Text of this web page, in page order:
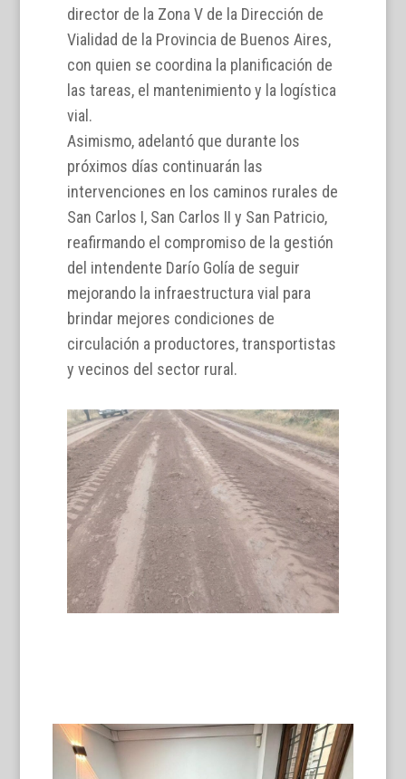
director de la Zona V de la Dirección de
Vialidad de la Provincia de Buenos Aires,
con quien se coordina la planificación de
las tareas, el mantenimiento y la logística
vial.
Asimismo, adelantó que durante los
próximos días continuarán las
intervenciones en los caminos rurales de
San Carlos I, San Carlos II y San Patricio,
reafirmando el compromiso de la gestión
del intendente Darío Golía de seguir
mejorando la infraestructura vial para
brindar mejores condiciones de
circulación a productores, transportistas
y vecinos del sector rural.